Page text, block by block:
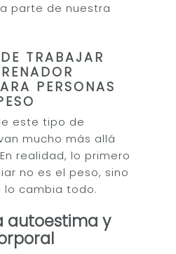
parte de nuestra
TRABAJAR
PERSONAS
este tipo de
mucho más allá
realidad, lo primero
no es el peso, sino
lo cambia todo.
autoestima y